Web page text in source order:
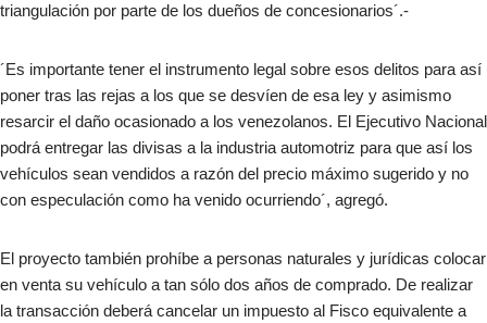
triangulación por parte de los dueños de concesionarios´.-
´Es importante tener el instrumento legal sobre esos delitos para así
poner tras las rejas a los que se desvíen de esa ley y asimismo
resarcir el daño ocasionado a los venezolanos. El Ejecutivo Nacional
podrá entregar las divisas a la industria automotriz para que así los
vehículos sean vendidos a razón del precio máximo sugerido y no
con especulación como ha venido ocurriendo´, agregó.
El proyecto también prohíbe a personas naturales y jurídicas colocar
en venta su vehículo a tan sólo dos años de comprado. De realizar
la transacción deberá cancelar un impuesto al Fisco equivalente a